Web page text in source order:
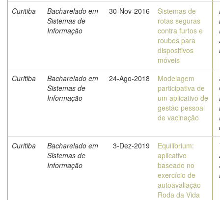
Curitiba
Bacharelado em
Sistemas de
Informação
30-Nov-2016
Sistemas de
rotas seguras
contra furtos e
roubos para
dispositivos
móveis
Curitiba
Bacharelado em
Sistemas de
Informação
24-Ago-2018
Modelagem
participativa de
um aplicativo de
gestão pessoal
de vacinação
Curitiba
Bacharelado em
Sistemas de
Informação
3-Dez-2019
Equilibrium:
aplicativo
baseado no
exercício de
autoavaliação
Roda da Vida